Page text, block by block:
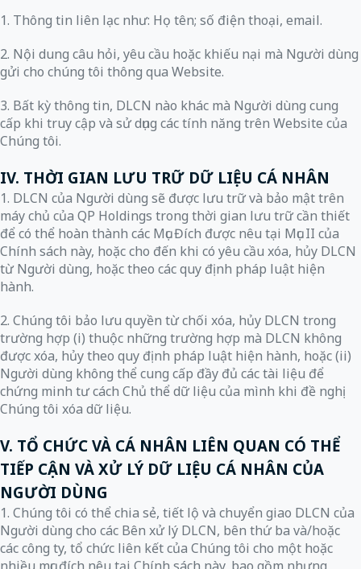
1. Thông tin liên lạc như: Họ tên; số điện thoại, email.
2. Nội dung câu hỏi, yêu cầu hoặc khiếu nại mà Người dùng
gửi cho chúng tôi thông qua Website.
3. Bất kỳ thông tin, DLCN nào khác mà Người dùng cung
cấp khi truy cập và sử dụng các tính năng trên Website của
Chúng tôi.
IV. THỜI GIAN LƯU TRỮ DỮ LIỆU CÁ NHÂN
1. DLCN của Người dùng sẽ được lưu trữ và bảo mật trên
máy chủ của QP Holdings trong thời gian lưu trữ cần thiết
để có thể hoàn thành các Mục Đích được nêu tại Mục II của
Chính sách này, hoặc cho đến khi có yêu cầu xóa, hủy DLCN
từ Người dùng, hoặc theo các quy định pháp luật hiện
hành.
2. Chúng tôi bảo lưu quyền từ chối xóa, hủy DLCN trong
trường hợp (i) thuộc những trường hợp mà DLCN không
được xóa, hủy theo quy định pháp luật hiện hành, hoặc (ii)
Người dùng không thể cung cấp đầy đủ các tài liệu để
chứng minh tư cách Chủ thể dữ liệu của mình khi đề nghị
Chúng tôi xóa dữ liệu.
V. TỔ CHỨC VÀ CÁ NHÂN LIÊN QUAN CÓ THỂ
TIẾP CẬN VÀ XỬ LÝ DỮ LIỆU CÁ NHÂN CỦA
NGƯỜI DÙNG
1. Chúng tôi có thể chia sẻ, tiết lộ và chuyển giao DLCN của
Người dùng cho các Bên xử lý DLCN, bên thứ ba và/hoặc
các công ty, tổ chức liên kết của Chúng tôi cho một hoặc